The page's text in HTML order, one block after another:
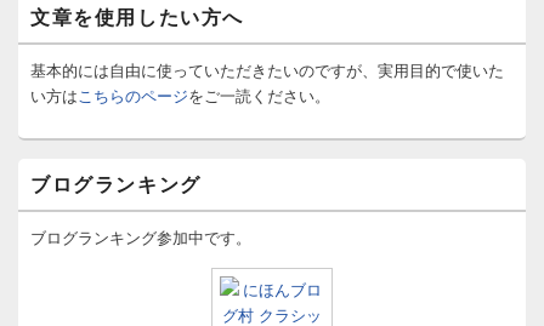
文章を使用したい方へ
基本的には自由に使っていただきたいのですが、実用目的で使いた
い方は こちらのページをご一読ください。
ブログランキング
ブログランキング参加中です。